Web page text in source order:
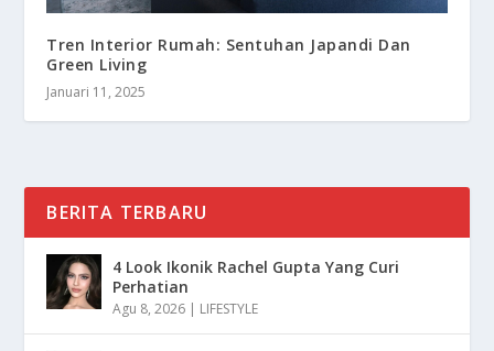
Tren Interior Rumah: Sentuhan Japandi Dan
Green Living
Januari 11, 2025
BERITA TERBARU
4 Look Ikonik Rachel Gupta Yang Curi
Perhatian
Agu 8, 2026 | LIFESTYLE